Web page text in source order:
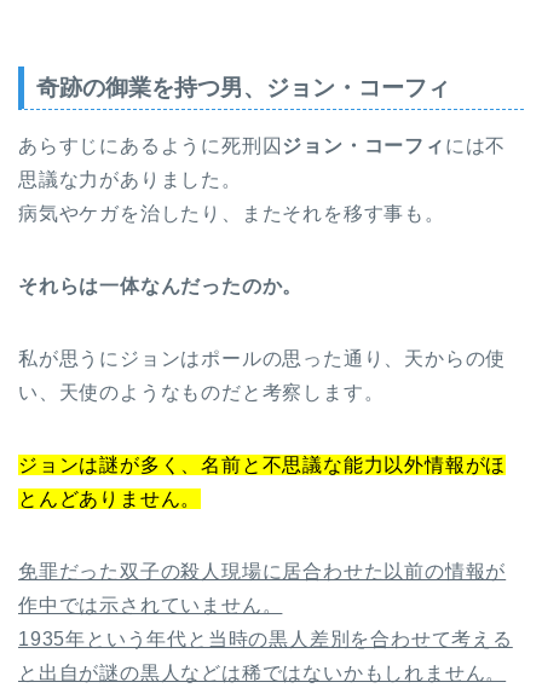
奇跡の御業を持つ男、ジョン・コーフィ
あらすじにあるように死刑囚 ジョン・コーフィ には不
思議な力がありました。
病気やケガを治したり、またそれを移す事も。
それらは一体なんだったのか。
私が思うにジョンはポールの思った通り、天からの使
い、天使のようなものだと考察します。
ジョンは謎が多く、名前と不思議な能力以外情報がほ
とんどありません。
免罪だった双子の殺人現場に居合わせた以前の情報が
作中では示されていません。
1935年という年代と当時の黒人差別を合わせて考える
と出自が謎の黒人などは稀ではないかもしれません。